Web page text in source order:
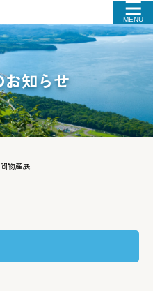
MENU
知らせ
物産展